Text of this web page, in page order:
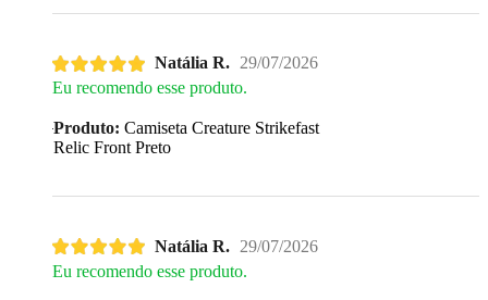
Natália R. 29/07/2026
Eu recomendo esse produto.
Produto: Camiseta Creature Strikefast
Relic Front Preto
Natália R. 29/07/2026
Eu recomendo esse produto.